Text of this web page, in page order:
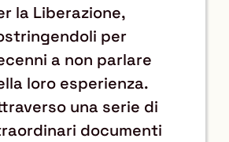
la Liberazione,
per
a non parlare
loro esperienza.
una serie di
documenti